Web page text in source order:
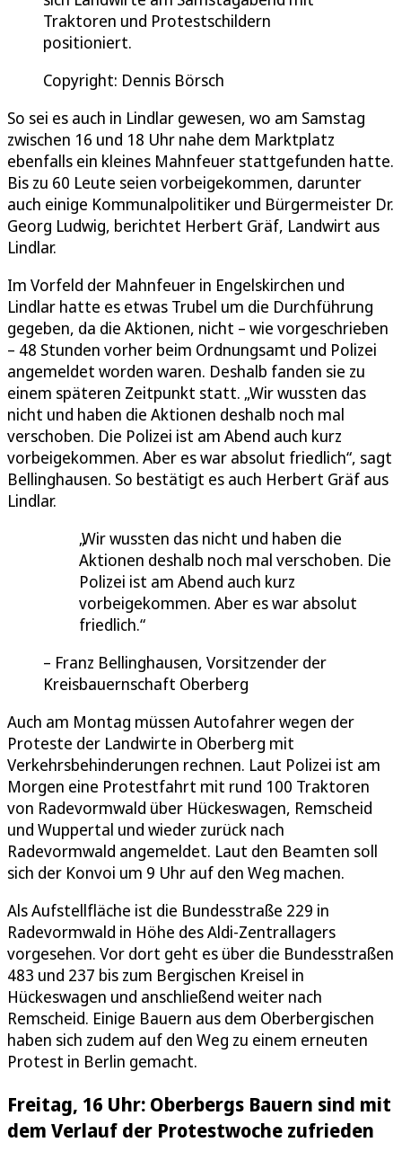
Traktoren und Protestschildern
positioniert.
Copyright: Dennis Börsch
So sei es auch in Lindlar gewesen, wo am Samstag
zwischen 16 und 18 Uhr nahe dem Marktplatz
ebenfalls ein kleines Mahnfeuer stattgefunden hatte.
Bis zu 60 Leute seien vorbeigekommen, darunter
auch einige Kommunalpolitiker und Bürgermeister Dr.
Georg Ludwig, berichtet Herbert Gräf, Landwirt aus
Lindlar.
Im Vorfeld der Mahnfeuer in Engelskirchen und
Lindlar hatte es etwas Trubel um die Durchführung
gegeben, da die Aktionen, nicht – wie vorgeschrieben
– 48 Stunden vorher beim Ordnungsamt und Polizei
angemeldet worden waren. Deshalb fanden sie zu
einem späteren Zeitpunkt statt. „Wir wussten das
nicht und haben die Aktionen deshalb noch mal
verschoben. Die Polizei ist am Abend auch kurz
vorbeigekommen. Aber es war absolut friedlich“, sagt
Bellinghausen. So bestätigt es auch Herbert Gräf aus
Lindlar.
Wir wussten das nicht und haben die
Aktionen deshalb noch mal verschoben. Die
Polizei ist am Abend auch kurz
vorbeigekommen. Aber es war absolut
friedlich.
Franz Bellinghausen, Vorsitzender der
Kreisbauernschaft Oberberg
Auch am Montag müssen Autofahrer wegen der
Proteste der Landwirte in Oberberg mit
Verkehrsbehinderungen rechnen. Laut Polizei ist am
Morgen eine Protestfahrt mit rund 100 Traktoren
von Radevormwald über Hückeswagen, Remscheid
und Wuppertal und wieder zurück nach
Radevormwald angemeldet. Laut den Beamten soll
sich der Konvoi um 9 Uhr auf den Weg machen.
Als Aufstellfläche ist die Bundesstraße 229 in
Radevormwald in Höhe des Aldi-Zentrallagers
vorgesehen. Vor dort geht es über die Bundesstraßen
483 und 237 bis zum Bergischen Kreisel in
Hückeswagen und anschließend weiter nach
Remscheid. Einige Bauern aus dem Oberbergischen
haben sich zudem auf den Weg zu einem erneuten
Protest in Berlin gemacht.
Freitag, 16 Uhr: Oberbergs Bauern sind mit
dem Verlauf der Protestwoche zufrieden